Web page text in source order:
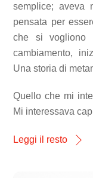
semplice; aveva
pensata per
che si vogliono
cambiamento,
Una storia di
Quello che mi
Mi interessava
Leggi il resto